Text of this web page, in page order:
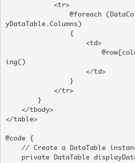
yDataTable.Columns)
ing()
</table>
@code {